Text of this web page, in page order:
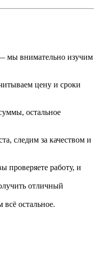
мы внимательно изучим
цену и сроки
остальное
следим за качеством и
проверяете работу, и
отличный
всё остальное.